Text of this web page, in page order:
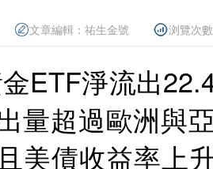
文章編輯： 祐生金號 浏覽次
ETF淨流出
量超過歐洲與
美債收益率上